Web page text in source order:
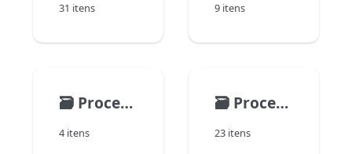
31 itens 9 itens
🗃️ Processo (Interface do Usuário)
4 itens
🗃️ Processos
23 itens